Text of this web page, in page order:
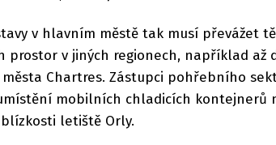
v hlavním městě tak musí převážet
prostor v jiných regionech, například až
Chartres. Zástupci pohřebního
mobilních chladicích kontejnerů
letiště Orly.